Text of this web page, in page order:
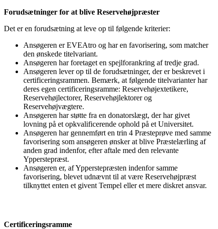
Forudsætninger for at blive Reservehøjpræster
Det er en forudsætning at leve op til følgende kriterier:
Ansøgeren er EVEAtro og har en favorisering, som matcher
den ønskede titelvariant.
Ansøgeren har foretaget en spejlforankring af tredje grad.
Ansøgeren lever op til de forudsætninger, der er beskrevet i
certificeringsrammen. Bemærk, at følgende titelvarianter har
deres egen certificeringsramme: Reservehøjextetikere,
Reservehøjlectorer, Reservehøjlektorer og
Reservehøjvægtere.
Ansøgeren har støtte fra en donatorslægt, der har givet
lovning på et opkvalificerende ophold på et Universitet.
Ansøgeren har gennemført en trin 4 Præsteprøve med samme
favorisering som ansøgeren ønsker at blive Præstelærling af
anden grad indenfor, efter aftale med den relevante
Ypperstepræst.
Ansøgeren er, af Ypperstepræsten indenfor samme
favorisering, blevet udnævnt til at være Reservehøjpræst
tilknyttet enten et givent Tempel eller et mere diskret ansvar.
Certificeringsramme